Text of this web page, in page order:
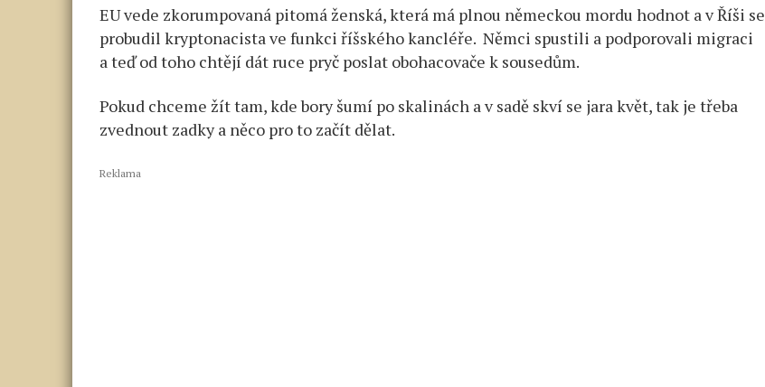
EU vede zkorumpovaná pitomá ženská, která má plnou německou mordu hodnot a v Říši se
probudil kryptonacista ve funkci říšského kancléře. Němci spustili a podporovali migraci
a teď od toho chtějí dát ruce pryč poslat obohacovače k sousedům.
Pokud chceme žít tam, kde bory šumí po skalinách a v sadě skví se jara květ, tak je třeba
zvednout zadky a něco pro to začít dělat.
Reklama